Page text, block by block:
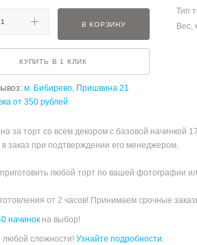
В КОРЗИНУ
КУПИТЬ В 1 КЛИК
м. Бибирево, Пришвина 21
от 350 рублей
Тип
Вес,
за торт со всем декором с базовой начинкой
заказ при подтверждении его менеджером.
любой торт по вашей фотографии
от 2 часов! Принимаем срочные
начинок на выбор!
любой сложности! Узнайте подробности.